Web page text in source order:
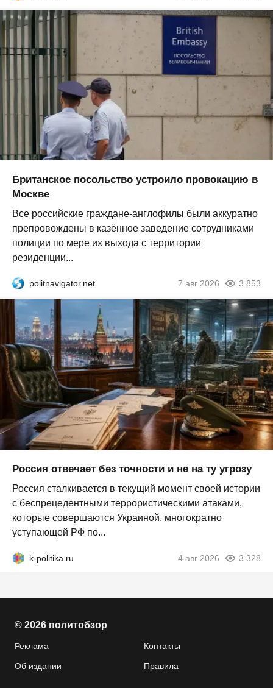
Британское посольство устроило провокацию в
Москве
Все российские граждане-англофилы были аккуратно
препровождены в казённое заведение сотрудниками
полиции по мере их выхода с территории
резиденции...
politnavigator.net 7 авг 2026 3 853
Россия отвечает без точности и не на ту угрозу
Россия сталкивается в текущий момент своей истории
с беспрецедентными террористическими атаками,
которые совершаются Украиной, многократно
уступающей РФ по...
k-politika.ru 4 авг 2026 3 328
© 2026 политобзор
Реклама Контакты
Об издании Правила